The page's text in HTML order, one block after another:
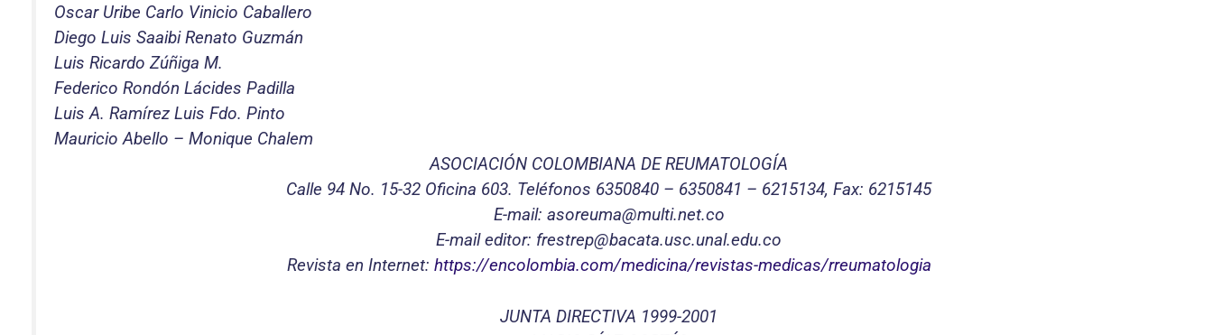
Oscar Uribe Carlo Vinicio Caballero
Diego Luis Saaibi Renato Guzmán
Luis Ricardo Zúñiga M.
Federico Rondón Lácides Padilla
Luis A. Ramírez Luis Fdo. Pinto
Mauricio Abello – Monique Chalem
ASOCIACIÓN COLOMBIANA DE REUMATOLOGÍA
Calle 94 No. 15-32 Oficina 603. Teléfonos 6350840 – 6350841 – 6215134, Fax: 6215145
E-mail: asoreuma@multi.net.co
E-mail editor: frestrep@bacata.usc.unal.edu.co
Revista en Internet: https://encolombia.com/medicina/revistas-medicas/rreumatologia
JUNTA DIRECTIVA 1999-2001